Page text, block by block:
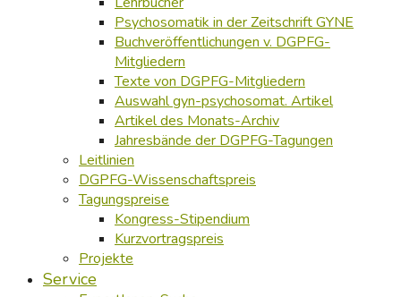
Psychosomatik in der Zeitschrift GYNE
Buchveröffentlichungen v. DGPFG-
Mitgliedern
Texte von DGPFG-Mitgliedern
Auswahl gyn-psychosomat. Artikel
Artikel des Monats-Archiv
Jahresbände der DGPFG-Tagungen
Leitlinien
DGPFG-Wissenschaftspreis
Tagungspreise
Kongress-Stipendium
Kurzvortragspreis
Projekte
Service